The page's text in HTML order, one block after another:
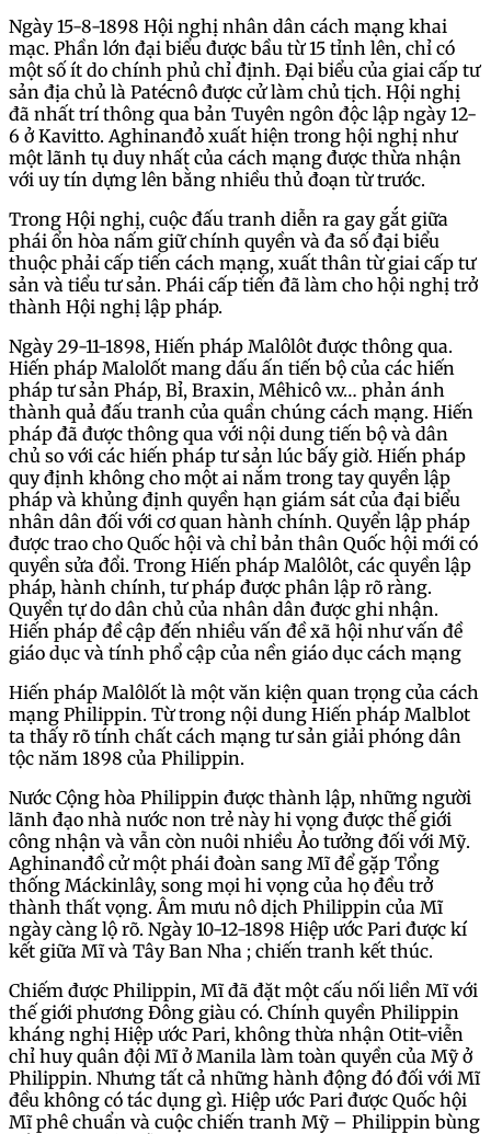
Ngày 15-8-1898 Hội nghị nhân dân cách mạng khai
mạc. Phần lớn đại biểu được bầu từ 15 tỉnh lên, chỉ có
một số ít do chính phủ chỉ định. Đại biểu của giai cấp tư
sản địa chủ là Patécnô được cử làm chủ tịch. Hội nghị
đã nhất trí thông qua bản Tuyên ngôn độc lập ngày 12-
6 ở Kavitto. Aghinanđỏ xuất hiện trong hội nghị như
một lãnh tụ duy nhất của cách mạng được thừa nhận
với uy tín dựng lên bằng nhiều thủ đoạn từ trước.
Trong Hội nghị, cuộc đấu tranh diễn ra gay gắt giữa
phái ổn hòa nấm giữ chính quyền và đa số đại biểu
thuộc phải cấp tiến cách mạng, xuất thân từ giai cấp tư
sản và tiểu tư sản. Phái cấp tiến đã làm cho hội nghị trở
thành Hội nghị lập pháp.
Ngày 29-11-1898, Hiến pháp Malôlôt được thông qua.
Hiến pháp Malolốt mang dấu ấn tiến bộ của các hiến
pháp tư sản Pháp, Bỉ, Braxin, Mêhicô v.v… phản ánh
thành quả đấu tranh của quần chúng cách mạng. Hiến
pháp đã được thông qua với nội dung tiến bộ và dân
chủ so với các hiến pháp tư sản lúc bấy giờ. Hiến pháp
quy định không cho một ai nắm trong tay quyền lập
pháp và khủng định quyền hạn giám sát của đại biểu
nhân dân đối với cơ quan hành chính. Quyển lập pháp
được trao cho Quốc hội và chỉ bản thân Quốc hội mới có
quyền sửa đổi. Trong Hiến pháp Malôlôt, các quyền lập
pháp, hành chính, tư pháp được phân lập rõ ràng.
Quyền tự do dân chủ của nhân dân được ghi nhận.
Hiến pháp đề cập đến nhiều vấn đề xã hội như vấn đề
giáo dục và tính phổ cập của nền giáo dục cách mạng
Hiến pháp Malôlốt là một văn kiện quan trọng của cách
mạng Philippin. Từ trong nội dung Hiến pháp Malblot
ta thấy rõ tính chất cách mạng tư sản giải phóng dân
tộc năm 1898 của Philippin.
Nước Cộng hòa Philippin được thành lập, những người
lãnh đạo nhà nước non trẻ này hi vọng được thế giới
công nhận và vẫn còn nuôi nhiều Ảo tưởng đối với Mỹ.
Aghinanđồ cử một phái đoàn sang Mĩ để gặp Tổng
thống Máckinlây, song mọi hi vọng của họ đều trở
thành thất vọng. Âm mưu nô dịch Philippin của Mĩ
ngày càng lộ rõ. Ngày 10-12-1898 Hiệp ước Pari được kí
kết giữa Mĩ và Tây Ban Nha ; chiến tranh kết thúc.
Chiếm được Philippin, Mĩ đã đặt một cấu nối liền Mĩ với
thế giới phương Đông giàu có. Chính quyền Philippin
kháng nghị Hiệp ước Pari, không thừa nhận Otit-viễn
chỉ huy quân đội Mĩ ở Manila làm toàn quyền của Mỹ ở
Philippin. Nhưng tất cả những hành động đó đối với Mĩ
đều không có tác dụng gì. Hiệp ước Pari được Quốc hội
Mĩ phê chuẩn và cuộc chiến tranh Mỹ – Philippin bùng